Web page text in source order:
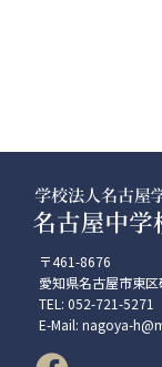
〒461-8676
愛知県名古屋市東
TEL: 052-721-
E-Mail: nagoya-